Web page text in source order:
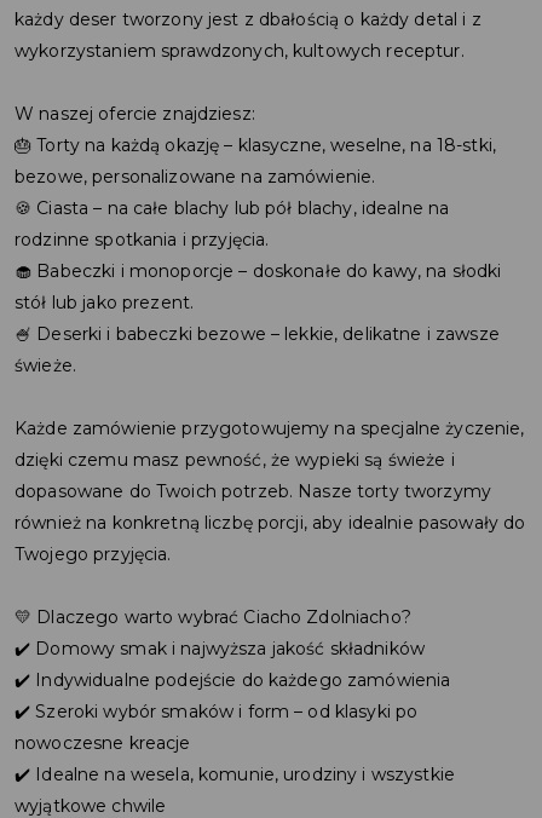
każdy deser tworzony jest z dbałością o każdy detal i z
wykorzystaniem sprawdzonych, kultowych receptur.
W naszej ofercie znajdziesz:
🎂 Torty na każdą okazję – klasyczne, weselne, na 18-stki,
bezowe, personalizowane na zamówienie.
🍪 Ciasta – na całe blachy lub pół blachy, idealne na
rodzinne spotkania i przyjęcia.
🧁 Babeczki i monoporcje – doskonałe do kawy, na słodki
stół lub jako prezent.
🍧 Deserki i babeczki bezowe – lekkie, delikatne i zawsze
świeże.
Każde zamówienie przygotowujemy na specjalne życzenie,
dzięki czemu masz pewność, że wypieki są świeże i
dopasowane do Twoich potrzeb. Nasze torty tworzymy
również na konkretną liczbę porcji, aby idealnie pasowały do
Twojego przyjęcia.
💛 Dlaczego warto wybrać Ciacho Zdolniacho?
✔️ Domowy smak i najwyższa jakość składników
✔️ Indywidualne podejście do każdego zamówienia
✔️ Szeroki wybór smaków i form – od klasyki po
nowoczesne kreacje
✔️ Idealne na wesela, komunie, urodziny i wszystkie
wyjątkowe chwile